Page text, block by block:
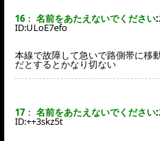
16 ： 名前をあたえないでください:
ID:ULoE7efo
本線で故障して急いで路側帯に移
だとするとかなり切ない
17 ： 名前をあたえないでください:
ID:++3skz5t